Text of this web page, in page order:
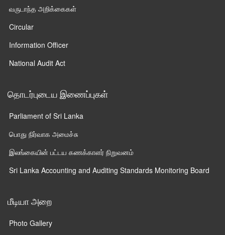
வருடாந்த அறிக்கைகள்
Circular
Information Officer
National Audit Act
தொடர்புடைய இணைப்புகள்
Parliament of Sri Lanka
பொது நிர்வாக அமைச்சு
இலங்கையின் பட்டய கணக்காளர் நிறுவனம்
Sri Lanka Accounting and Auditing Standards Monitoring Board
மீடியா அறை
Photo Gallery